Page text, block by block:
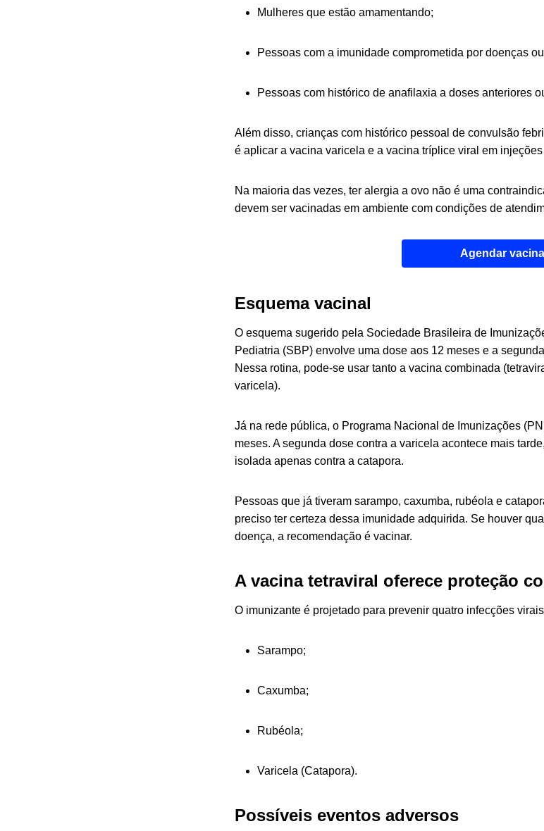
Mulheres que estão amamentando;
Pessoas com a imunidade comprometida por doenças
Pessoas com histórico de anafilaxia a doses anteriores
Além disso, crianças com histórico pessoal de convulsão
é aplicar a vacina varicela e a vacina tríplice viral em
Na maioria das vezes, ter alergia a ovo não é uma
devem ser vacinadas em ambiente com condições de
Agendar
Esquema vacinal
O esquema sugerido pela Sociedade Brasileira de
Pediatria (SBP) envolve uma dose aos 12 meses e a
Nessa rotina, pode-se usar tanto a vacina combinada
varicela).
Já na rede pública, o Programa Nacional de Imunizações
meses. A segunda dose contra a varicela acontece mais
isolada apenas contra a catapora.
Pessoas que já tiveram sarampo, caxumba, rubéola e
preciso ter certeza dessa imunidade adquirida. Se houver
doença, a recomendação é vacinar.
A vacina tetraviral oferece proteção
O imunizante é projetado para prevenir quatro infecções
Sarampo;
Caxumba;
Rubéola;
Varicela (Catapora).
Possíveis eventos adversos